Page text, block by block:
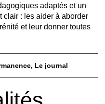
adaptés et un
clair : les aider à aborder
et leur donner toutes
Le journal